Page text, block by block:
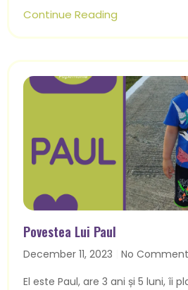
Continue Reading
Povestea Lui Paul
December 11, 2023
No
El este Paul, are 3 ani și 5 luni, îi